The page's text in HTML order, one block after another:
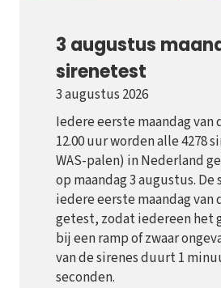
3 augustus
sirenetest
3 augustus 2026
Iedere eerste maandag van
12.00 uur worden alle 4278
WAS-palen) in Nederland
op maandag 3 augustus.
iedere eerste maandag van
getest, zodat iedereen het
bij een ramp of zwaar
van de sirenes duurt 1
seconden.